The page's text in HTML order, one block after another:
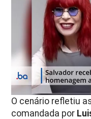
O cenário refletiu
comandada por